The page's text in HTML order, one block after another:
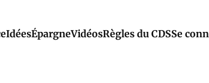
IdéesÉpargneVidéosRègles du CDSSe